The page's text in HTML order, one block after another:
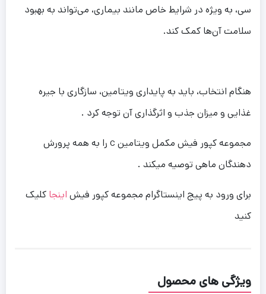
سی، به ویژه در شرایط خاص مانند بیماری، می‌تواند به بهبود
سلامت آن‌ها کمک کند.
هنگام انتخاب، باید به پایداری ویتامین، سازگاری با جیره
غذایی و میزان جذب و اثرگذاری آن توجه کرد .
مجموعه کپور فیش مکمل ویتامین c را به همه پرورش
دهندگان ماهی توصیه میکند .
برای ورود به پیج اینستاگرام مجموعه کپور فیش اینجا کلیک
کنید
ویژگی های محصول